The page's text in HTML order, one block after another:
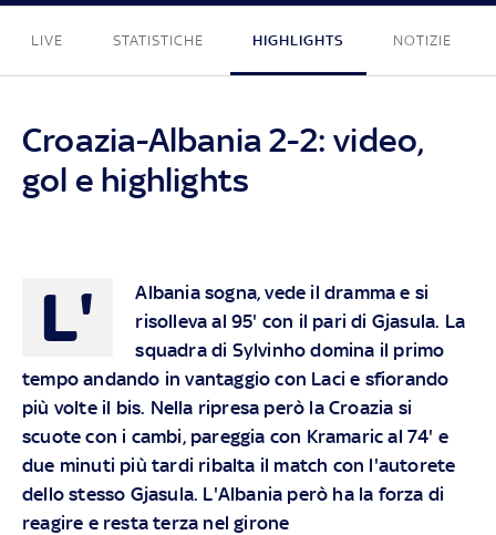
LIVE STATISTICHE HIGHLIGHTS NOTIZIE
Croazia-Albania 2-2: video,
gol e highlights
L'
Albania sogna, vede il dramma e si
risolleva al 95' con il pari di Gjasula. La
squadra di Sylvinho domina il primo
tempo andando in vantaggio con Laci e sfiorando
più volte il bis. Nella ripresa però la Croazia si
scuote con i cambi, pareggia con Kramaric al 74' e
due minuti più tardi ribalta il match con l'autorete
dello stesso Gjasula. L'Albania però ha la forza di
reagire e resta terza nel girone